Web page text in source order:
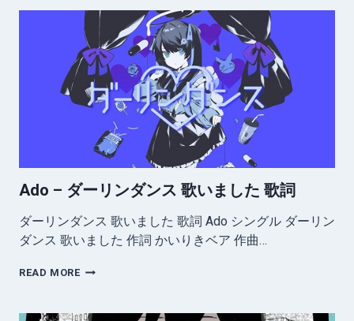
タ
は
問
題
作
歌
Ado – ダーリンダンス 歌いました 歌詞
ダーリンダンス 歌いました 歌詞 Ado シングル ダーリン
ダンス 歌いました 作詞 かいりきベア 作曲…
READ MOREADO
ー